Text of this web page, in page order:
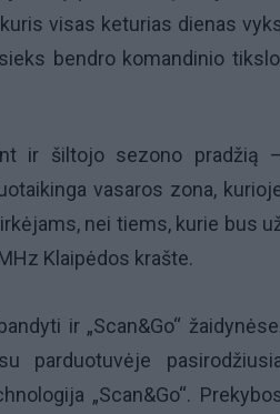
visas keturias dienas
bendro komandinio
ir šiltojo sezono pradžią –
vasaros zona,
nei tiems, kurie bus
Klaipėdos krašte.
ir „Scan&Go“
parduotuvėje
„Scan&Go“.